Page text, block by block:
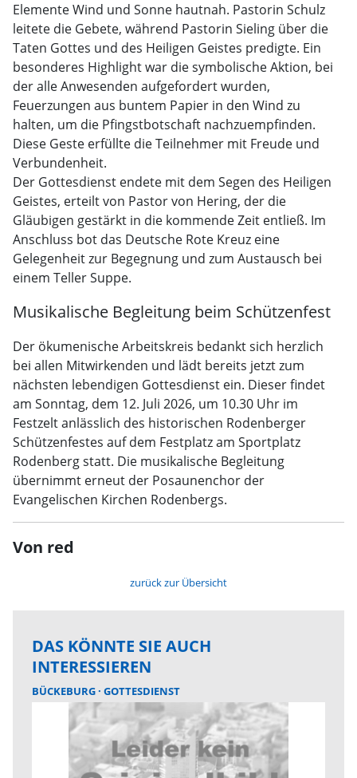
Elemente Wind und Sonne hautnah. Pastorin Schulz
leitete die Gebete, während Pastorin Sieling über die
Taten Gottes und des Heiligen Geistes predigte. Ein
besonderes Highlight war die symbolische Aktion, bei
der alle Anwesenden aufgefordert wurden,
Feuerzungen aus buntem Papier in den Wind zu
halten, um die Pfingstbotschaft nachzuempfinden.
Diese Geste erfüllte die Teilnehmer mit Freude und
Verbundenheit.
Der Gottesdienst endete mit dem Segen des Heiligen
Geistes, erteilt von Pastor von Hering, der die
Gläubigen gestärkt in die kommende Zeit entließ. Im
Anschluss bot das Deutsche Rote Kreuz eine
Gelegenheit zur Begegnung und zum Austausch bei
einem Teller Suppe.
Musikalische Begleitung beim Schützenfest
Der ökumenische Arbeitskreis bedankt sich herzlich
bei allen Mitwirkenden und lädt bereits jetzt zum
nächsten lebendigen Gottesdienst ein. Dieser findet
am Sonntag, dem 12. Juli 2026, um 10.30 Uhr im
Festzelt anlässlich des historischen Rodenberger
Schützenfestes auf dem Festplatz am Sportplatz
Rodenberg statt. Die musikalische Begleitung
übernimmt erneut der Posaunenchor der
Evangelischen Kirchen Rodenbergs.
Von red
zurück zur Übersicht
DAS KÖNNTE SIE AUCH
INTERESSIEREN
BÜCKEBURG GOTTESDIENST